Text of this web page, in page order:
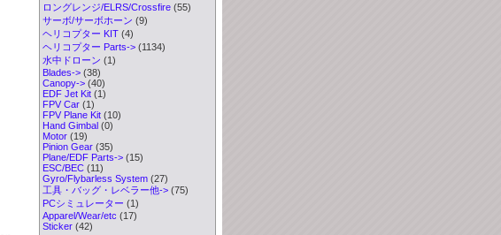
ロングレンジ/ELRS/Crossfire(55)
サーボ/サーボホーン (9)
ヘリコプター KIT(4)
ヘリコプター Parts->(1134)
水中ドローン (1)
Blades->(38)
Canopy->(40)
EDF Jet Kit(1)
FPV Car(1)
FPV Plane Kit(10)
Hand Gimbal(0)
Motor(19)
Pinion Gear(35)
Plane/EDF Parts->(15)
ESC/BEC(11)
Gyro/Flybarless System(27)
工具・バッグ・レベラー他->(75)
PCシミュレーター (1)
Apparel/Wear/etc (17)
Sticker(42)